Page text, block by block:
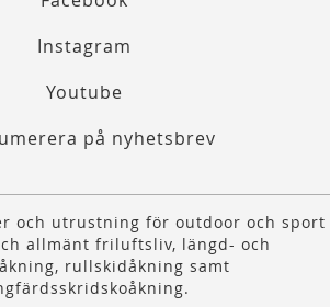
Instagram
Youtube
på nyhetsbrev
och utrustning för outdoor och sport
allmänt friluftsliv, längd- och
rullskidåkning samt